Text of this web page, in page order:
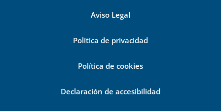
Aviso Legal
Política de privacidad
Política de cookies
Declaración de accesibilidad